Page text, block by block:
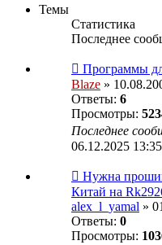
Темы
Статистика
Последнее
Программы
Blaze »
Ответы: 6
Просмотры:
Последнее
06.12.2025 13:35
Нужна
Китай на
alex_l_yamal »
Ответы: 0
Просмотры: